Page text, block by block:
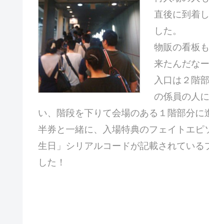
直後に到着
した。
物販の看板
来たんだな
入口は２階
の係員の人
い、階段を下りて会場のある１階部分に
半券と一緒に、入場特典のフェイトエピ
生日」シリアルコードが記載されている
した！